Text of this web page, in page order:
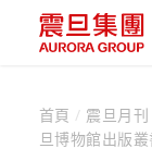
首頁 / 震旦月刊
旦博物館出版